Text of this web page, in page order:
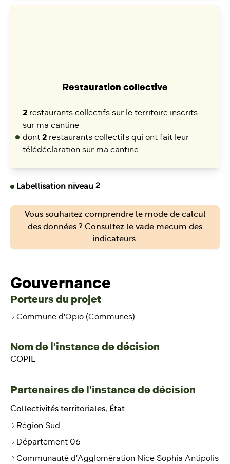
Restauration collective
2 restaurants collectifs sur le territoire inscrits
sur ma cantine
dont 2 restaurants collectifs qui ont fait leur
télédéclaration sur ma cantine
Labellisation niveau 2
Vous souhaitez comprendre le mode de calcul
des données ? Consultez le vade mecum des
indicateurs.
Gouvernance
Porteurs du projet
Commune d'Opio (Communes)
Nom de l'instance de décision
COPIL
Partenaires de l'instance de décision
Collectivités territoriales, État
Région Sud
Département 06
Communauté d'Agglomération Nice Sophia Antipolis